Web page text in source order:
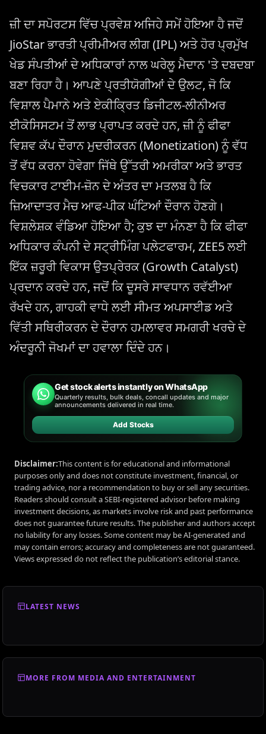
ਜ਼ੀ ਦਾ ਸਪੋਰਟਸ ਵਿੱਚ ਪ੍ਰਵੇਸ਼ ਅਜਿਹੇ ਸਮੇਂ ਹੋਇਆ ਹੈ ਜਦੋਂ
JioStar ਭਾਰਤੀ ਪ੍ਰੀਮੀਅਰ ਲੀਗ (IPL) ਅਤੇ ਹੋਰ ਪ੍ਰਮੁੱਖ
ਖੇਡ ਸੰਪਤੀਆਂ ਦੇ ਅਧਿਕਾਰਾਂ ਨਾਲ ਘਰੇਲੂ ਮੈਦਾਨ 'ਤੇ ਦਬਦਬਾ
ਬਣਾ ਰਿਹਾ ਹੈ। ਆਪਣੇ ਪ੍ਰਤੀਯੋਗੀਆਂ ਦੇ ਉਲਟ, ਜੋ ਕਿ
ਵਿਸ਼ਾਲ ਪੈਮਾਨੇ ਅਤੇ ਏਕੀਕ੍ਰਿਤ ਡਿਜੀਟਲ-ਲੀਨੀਅਰ
ਈਕੋਸਿਸਟਮ ਤੋਂ ਲਾਭ ਪ੍ਰਾਪਤ ਕਰਦੇ ਹਨ, ਜ਼ੀ ਨੂੰ ਫੀਫਾ
ਵਿਸ਼ਵ ਕੱਪ ਦੌਰਾਨ ਮੁਦਰੀਕਰਨ (Monetization) ਨੂੰ ਵੱਧ
ਤੋਂ ਵੱਧ ਕਰਨਾ ਹੋਵੇਗਾ ਜਿੱਥੇ ਉੱਤਰੀ ਅਮਰੀਕਾ ਅਤੇ ਭਾਰਤ
ਵਿਚਕਾਰ ਟਾਈਮ-ਜ਼ੋਨ ਦੇ ਅੰਤਰ ਦਾ ਮਤਲਬ ਹੈ ਕਿ
ਜ਼ਿਆਦਾਤਰ ਮੈਚ ਆਫ-ਪੀਕ ਘੰਟਿਆਂ ਦੌਰਾਨ ਹੋਣਗੇ।
ਵਿਸ਼ਲੇਸ਼ਕ ਵੰਡਿਆ ਹੋਇਆ ਹੈ; ਕੁਝ ਦਾ ਮੰਨਣਾ ਹੈ ਕਿ ਫੀਫਾ
ਅਧਿਕਾਰ ਕੰਪਨੀ ਦੇ ਸਟ੍ਰੀਮਿੰਗ ਪਲੇਟਫਾਰਮ, ZEE5 ਲਈ
ਇੱਕ ਜ਼ਰੂਰੀ ਵਿਕਾਸ ਉਤਪ੍ਰੇਰਕ (Growth Catalyst)
ਪ੍ਰਦਾਨ ਕਰਦੇ ਹਨ, ਜਦੋਂ ਕਿ ਦੂਸਰੇ ਸਾਵਧਾਨ ਰਵੱਈਆ
ਰੱਖਦੇ ਹਨ, ਗਾਹਕੀ ਵਾਧੇ ਲਈ ਸੀਮਤ ਅਪਸਾਈਡ ਅਤੇ
ਵਿੱਤੀ ਸਥਿਰੀਕਰਨ ਦੇ ਦੌਰਾਨ ਹਮਲਾਵਰ ਸਮਗਰੀ ਖਰਚੇ ਦੇ
ਅੰਦਰੂਨੀ ਜੋਖਮਾਂ ਦਾ ਹਵਾਲਾ ਦਿੰਦੇ ਹਨ।
Get stock alerts instantly on WhatsApp
Quarterly results, bulk deals, concall updates and major
announcements delivered in real time.
Add Stocks
Disclaimer:This content is for educational and informational
purposes only and does not constitute investment, financial, or
trading advice, nor a recommendation to buy or sell any securities.
Readers should consult a SEBI-registered advisor before making
investment decisions, as markets involve risk and past performance
does not guarantee future results. The publisher and authors accept
no liability for any losses. Some content may be AI-generated and
may contain errors; accuracy and completeness are not guaranteed.
Views expressed do not reflect the publication’s editorial stance.
LATEST NEWS
MORE FROM MEDIA AND ENTERTAINMENT